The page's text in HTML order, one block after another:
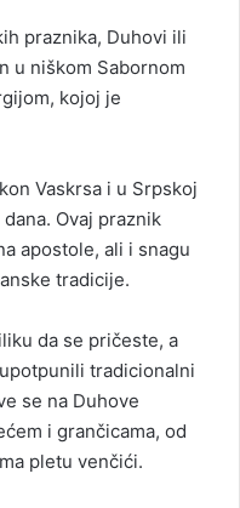
praznika, Duhovi ili
u niškom Sabornom
kojoj je
Vaskrsa i u Srpskoj
Ovaj praznik
apostole, ali i snagu
tradicije.
da se pričeste, a
tradicionalni
se na Duhove
i grančicama, od
pletu venčići.